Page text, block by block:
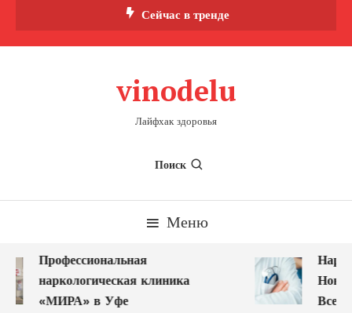
Сейчас в тренде
vinodelu
Лайфхак здоровья
Поиск
Меню
Профессиональная
наркологическая клиника
«МИРА» в Уфе